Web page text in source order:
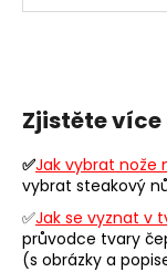
Zjistěte
✅Jak vybrat nože
vybrat steakový
✅Jak se vyznat v
průvodce tvary
(s obrázky a